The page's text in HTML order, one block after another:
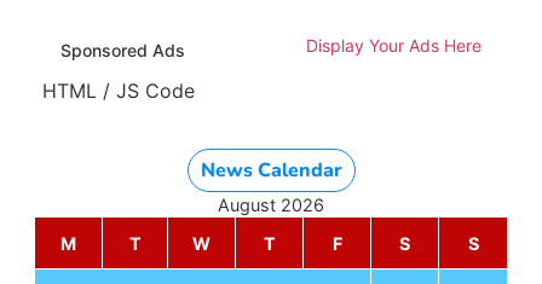
Sponsored Ads Display Your Ads Here
HTML / JS Code
News Calendar
August 2026
M
T W T F S S